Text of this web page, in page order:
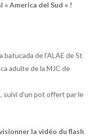
« America del Sud » !
batucada de l’ALAE de St
adulte de la MJC de
suivi d’un pot offert par le
la vidéo du flash